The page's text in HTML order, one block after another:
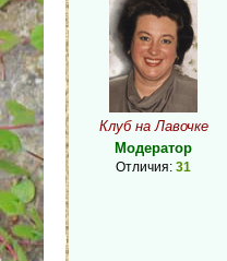
Клуб на Лавочке
Модератор
Отличия: 31